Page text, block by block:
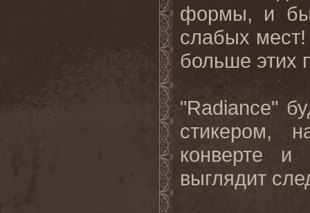
формы, и
слабых
больше этих
"Radiance"
стикером,
конверте
выглядит